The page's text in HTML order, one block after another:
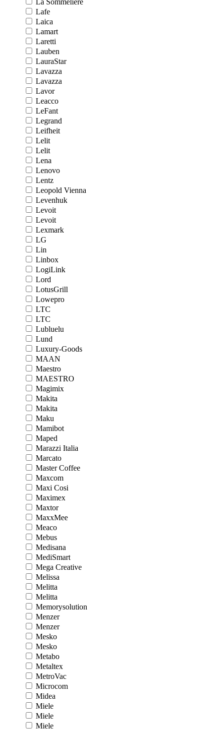
La Sommeliere
Lafe
Laica
Lamart
Laretti
Lauben
LauraStar
Lavazza
Lavazza
Lavor
Leacco
LeFant
Legrand
Leifheit
Lelit
Lelit
Lena
Lenovo
Lentz
Leopold Vienna
Levenhuk
Levoit
Levoit
Lexmark
LG
Lin
Linbox
LogiLink
Lord
LotusGrill
Lowepro
LTC
LTC
Lubluelu
Lund
Luxury-Goods
MAAN
Maestro
MAESTRO
Magimix
Makita
Makita
Maku
Mamibot
Maped
Marazzi Italia
Marcato
Master Coffee
Maxcom
Maxi Cosi
Maximex
Maxtor
MaxxMee
Meaco
Mebus
Medisana
MediSmart
Mega Creative
Melissa
Melitta
Melitta
Memorysolution
Menzer
Menzer
Mesko
Mesko
Metabo
Metaltex
MetroVac
Microcom
Midea
Miele
Miele
Miele